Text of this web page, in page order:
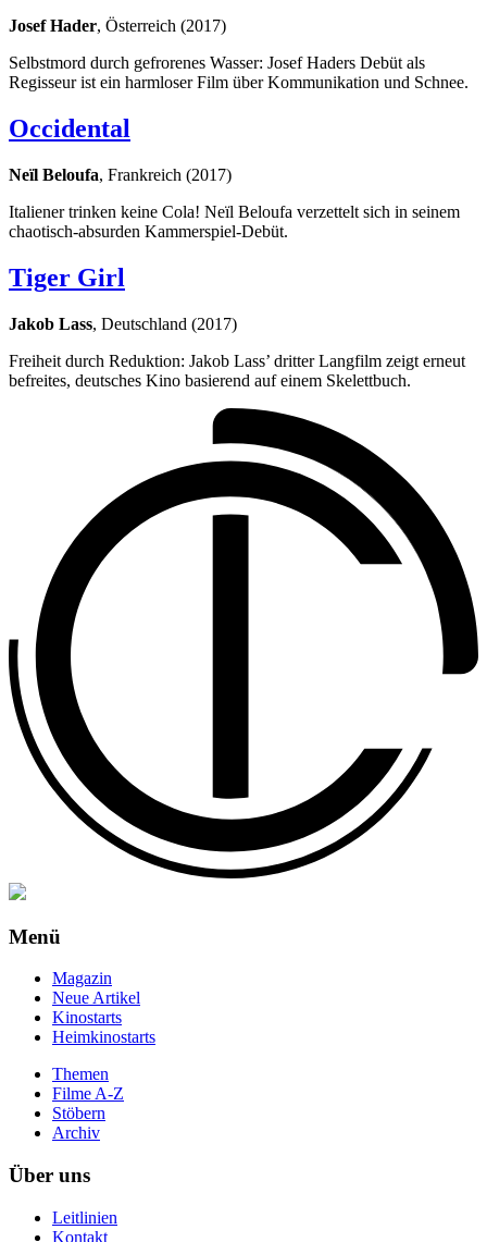
Josef Hader, Österreich (2017)
Selbstmord durch gefrorenes Wasser: Josef Haders Debüt als
Regisseur ist ein harmloser Film über Kommunikation und Schnee.
Occidental
Neïl Beloufa, Frankreich (2017)
Italiener trinken keine Cola! Neïl Beloufa verzettelt sich in seinem
chaotisch-absurden Kammerspiel-Debüt.
Tiger Girl
Jakob Lass, Deutschland (2017)
Freiheit durch Reduktion: Jakob Lass’ dritter Langfilm zeigt erneut
befreites, deutsches Kino basierend auf einem Skelettbuch.
Menü
Magazin
Neue Artikel
Kinostarts
Heimkinostarts
Themen
Filme A-Z
Stöbern
Archiv
Über uns
Leitlinien
Kontakt